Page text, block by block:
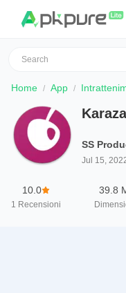
Home App
SS
Jul 15,
10.0
1 Recensioni
39.8